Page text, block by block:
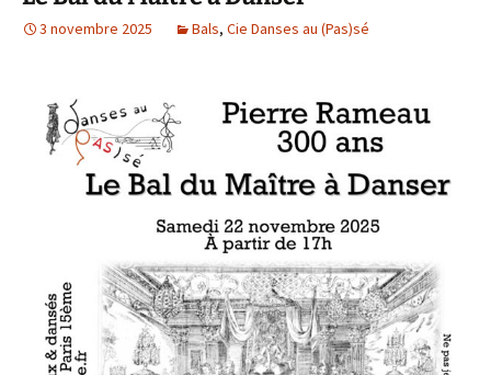
3 novembre 2025 Bals, Cie Danses au (Pas)sé